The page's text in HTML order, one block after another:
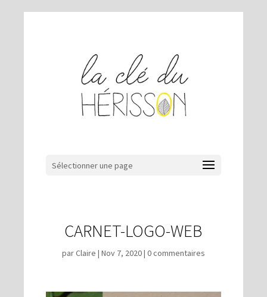
Sélectionner une page
CARNET-LOGO-WEB
parClaire | Nov 7, 2020| 0 commentaires